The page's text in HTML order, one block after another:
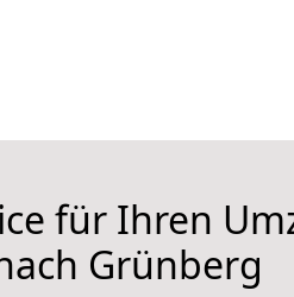
für Ihren
Grünberg